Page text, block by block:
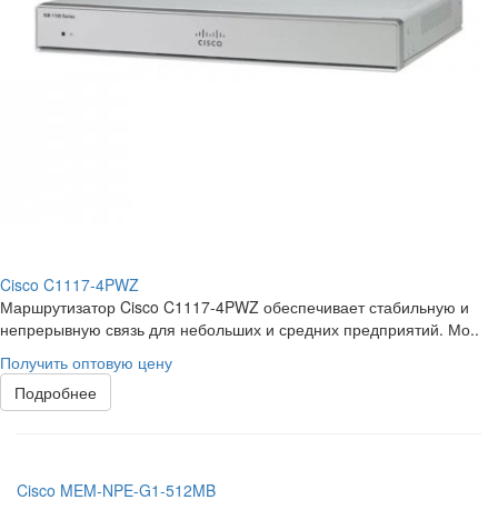
Cisco C1117-4PWZ
Маршрутизатор Cisco C1117-4PWZ обеспечивает стабильную и
непрерывную связь для небольших и средних предприятий. Мо..
Получить оптовую цену
Подробнее
Cisco MEM-NPE-G1-512MB